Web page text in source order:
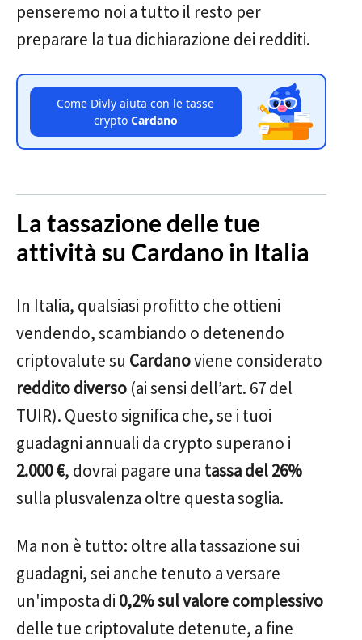
penseremo noi a tutto il resto per
preparare la tua dichiarazione dei redditi.
Come Divly aiuta con le tasse
crypto Cardano
La tassazione delle tue
attività su Cardano in Italia
In Italia, qualsiasi profitto che ottieni
vendendo, scambiando o detenendo
criptovalute su Cardanoviene considerato
reddito diverso (ai sensi dell’art. 67 del
TUIR). Questo significa che, se i tuoi
guadagni annuali da crypto superano i
2.000 €, dovrai pagare una tassa del 26%
sulla plusvalenza oltre questa soglia.
Ma non è tutto: oltre alla tassazione sui
guadagni, sei anche tenuto a versare
un'imposta di 0,2% sul valore complessivo
delle tue criptovalute detenute, a fine